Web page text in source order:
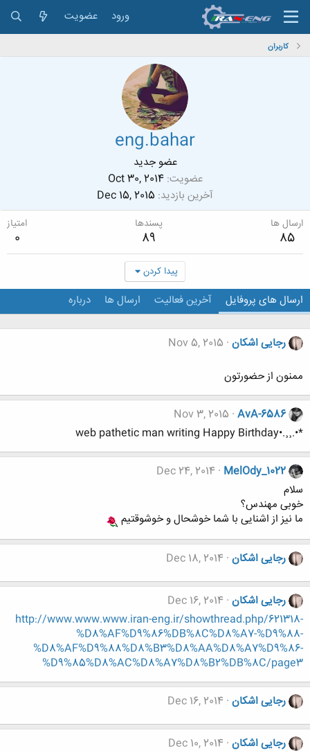
ورود عضویت
کاربران
eng.bahar
عضو جدید
عضویت Oct 30, 2014
آخرین بازدید Dec 15, 2015
ارسال ها
85
پسندها
89
امتیاز
0
پیدا کردن
ارسال های پروفایل آخرین فعالیت ارسال ها درباره
رجایی اشکان Nov 5, 2015
ممنون از حضورتون
AvA-6586
Nov 3, 2015
*•.¸¸.•web pathetic man writing Happy Birthday
MelOdy_1022
Dec 24, 2014
سلام
خوبی مهندس؟
ما نیز از اشنایی با شما خوشحال و خوشوقتیم
رجایی اشکان Dec 18, 2014
رجایی اشکان Dec 16, 2014
http://www.www.www.iran-eng.ir/showthread.php/621318-
%D8%AF%D9%86%DB%8C%D8%A7-%D9%88-
%D8%AF%D9%88%D8%B3%D8%AA%D8%A7%D9%86-
%D9%85%D8%AC%D8%A7%D8%B2%DB%8C/page3
رجایی اشکان Dec 16, 2014
رجایی اشکان Dec 10, 2014